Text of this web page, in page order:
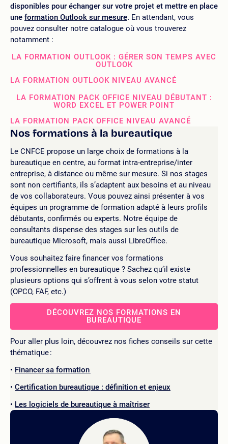
disponibles pour échanger sur votre projet et mettre en place
une formation Outlook sur mesure. En attendant, vous
pouvez consulter notre catalogue où vous trouverez
notamment :
LA FORMATION OUTLOOK : GÉRER SON TEMPS AVEC
OUTLOOK
LA FORMATION OUTLOOK NIVEAU AVANCÉ
LA FORMATION PACK OFFICE NIVEAU DÉBUTANT :
WORD EXCEL ET POWER POINT
LA FORMATION PACK OFFICE NIVEAU AVANCÉ
Nos formations à la bureautique
Le CNFCE propose un large choix de formations à la
bureautique en centre, au format intra-entreprise/inter
entreprise, à distance ou même sur mesure. Si nos stages
sont non certifiants, ils s’adaptent aux besoins et au niveau
de vos collaborateurs. Vous pouvez ainsi présenter à vos
équipes un programme de formation adapté à leurs profils
débutants, confirmés ou experts. Notre équipe de
consultants dispense des stages sur les outils de
bureautique Microsoft, mais aussi LibreOffice.
Vous souhaitez faire financer vos formations
professionnelles en bureautique ? Sachez qu’il existe
plusieurs options qui s’offrent à vous selon votre statut
(OPCO, FAF, etc.)
DÉCOUVREZ NOS FORMATIONS EN
BUREAUTIQUE
Pour aller plus loin, découvrez nos fiches conseils sur cette
thématique :
Financer sa formation
Certification bureautique : définition et enjeux
Les logiciels de bureautique à maîtriser